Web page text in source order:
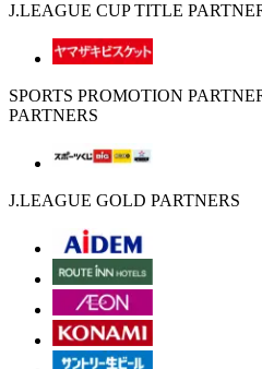
J.LEAGUE CUP TITLE
SPORTS PROMOTION
PARTNERS
J.LEAGUE GOLD PARTNERS